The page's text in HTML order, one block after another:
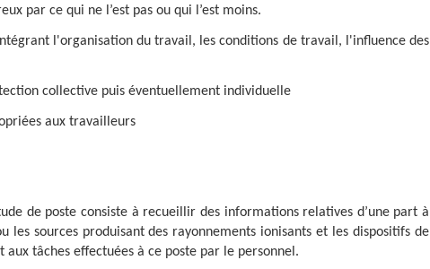
par ce qui ne l’est pas ou qui l’est moins.
l'organisation du travail, les conditions de travail, l'influence des
collective puis éventuellement individuelle
aux travailleurs
de poste consiste à recueillir des informations relatives d’une part à
les sources produisant des rayonnements ionisants et les dispositifs de
aux tâches effectuées à ce poste par le personnel.